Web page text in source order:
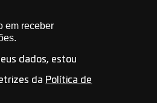
em receber
dados, estou
da Política de